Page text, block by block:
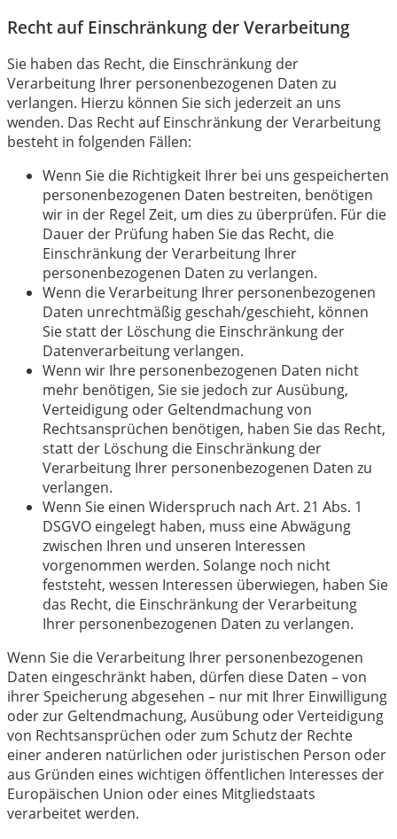
Recht auf Einschränkung der Verarbeitung
Sie haben das Recht, die Einschränkung der
Verarbeitung Ihrer personenbezogenen Daten zu
verlangen. Hierzu können Sie sich jederzeit an uns
wenden. Das Recht auf Einschränkung der Verarbeitung
besteht in folgenden Fällen:
Wenn Sie die Richtigkeit Ihrer bei uns gespeicherten
personenbezogenen Daten bestreiten, benötigen
wir in der Regel Zeit, um dies zu überprüfen. Für die
Dauer der Prüfung haben Sie das Recht, die
Einschränkung der Verarbeitung Ihrer
personenbezogenen Daten zu verlangen.
Wenn die Verarbeitung Ihrer personenbezogenen
Daten unrechtmäßig geschah/geschieht, können
Sie statt der Löschung die Einschränkung der
Datenverarbeitung verlangen.
Wenn wir Ihre personenbezogenen Daten nicht
mehr benötigen, Sie sie jedoch zur Ausübung,
Verteidigung oder Geltendmachung von
Rechtsansprüchen benötigen, haben Sie das Recht,
statt der Löschung die Einschränkung der
Verarbeitung Ihrer personenbezogenen Daten zu
verlangen.
Wenn Sie einen Widerspruch nach Art. 21 Abs. 1
DSGVO eingelegt haben, muss eine Abwägung
zwischen Ihren und unseren Interessen
vorgenommen werden. Solange noch nicht
feststeht, wessen Interessen überwiegen, haben Sie
das Recht, die Einschränkung der Verarbeitung
Ihrer personenbezogenen Daten zu verlangen.
Wenn Sie die Verarbeitung Ihrer personenbezogenen
Daten eingeschränkt haben, dürfen diese Daten – von
ihrer Speicherung abgesehen – nur mit Ihrer Einwilligung
oder zur Geltendmachung, Ausübung oder Verteidigung
von Rechtsansprüchen oder zum Schutz der Rechte
einer anderen natürlichen oder juristischen Person oder
aus Gründen eines wichtigen öffentlichen Interesses der
Europäischen Union oder eines Mitgliedstaats
verarbeitet werden.